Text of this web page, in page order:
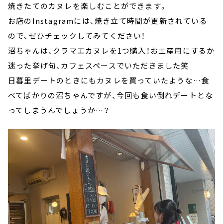
焼きたてのカヌレを楽しむことができます。
お店のInstagramには、焼き立て時間が更新されている
ので、ぜひチェックしてみてください！
沼ちゃんは、クラマエカヌレを1つ購入！お土産用にするか
迷った挙げ句、カフェスペースでいただきました笑
日暮里デートのときにもカヌレを買っていたような…食
べてばかりの沼ちゃんですが、今回も食い倒れデートとな
ってしまうんでしょうか…？